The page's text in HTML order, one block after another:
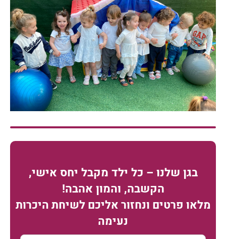
בגן שלנו – כל ילד מקבל יחס אישי,
הקשבה, והמון אהבה!
מלאו פרטים ונחזור אליכם לשיחת היכרות
נעימה